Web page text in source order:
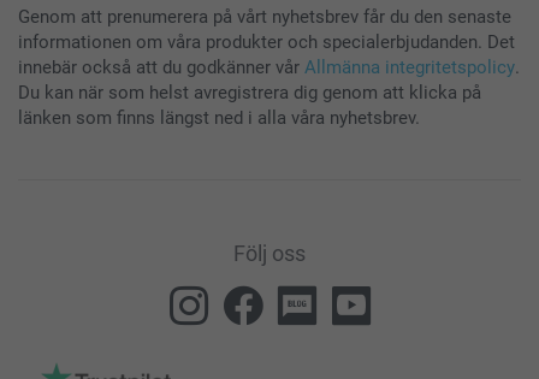
Genom att prenumerera på vårt nyhetsbrev får du den senaste
informationen om våra produkter och specialerbjudanden. Det
innebär också att du godkänner vår Allmänna integritetspolicy.
Du kan när som helst avregistrera dig genom att klicka på
länken som finns längst ned i alla våra nyhetsbrev.
Följ oss